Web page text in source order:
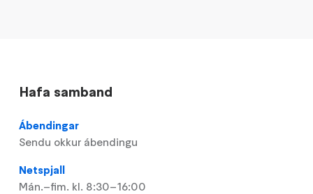
Hafa samband
Ábendingar
Sendu okkur ábendingu
Netspjall
Mán.–fim. kl. 8:30–16:00